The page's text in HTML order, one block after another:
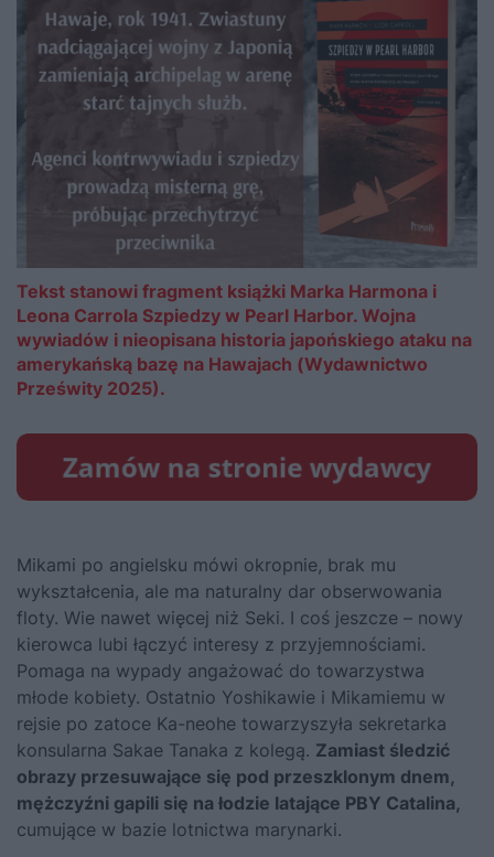
Tekst stanowi fragment książki Marka Harmona i
Leona Carrola Szpiedzy w Pearl Harbor. Wojna
wywiadów i nieopisana historia japońskiego ataku na
amerykańską bazę na Hawajach (Wydawnictwo
Prześwity 2025).
Mikami po angielsku mówi okropnie, brak mu
wykształcenia, ale ma naturalny dar obserwowania
floty. Wie nawet więcej niż Seki. I coś jeszcze – nowy
kierowca lubi łączyć interesy z przyjem­nościami.
Pomaga na wypady angażować do towarzystwa
młode kobiety. Ostatnio Yoshikawie i Mikamiemu w
rejsie po zatoce Ka-neohe towarzyszyła sekretarka
konsularna Sakae Tanaka z kolegą. Zamiast śledzić
obrazy przesuwające się pod przeszklonym dnem,
mężczyźni gapili się na łodzie latające PBY Catalina,
cumujące w ba­zie lotnictwa marynarki.